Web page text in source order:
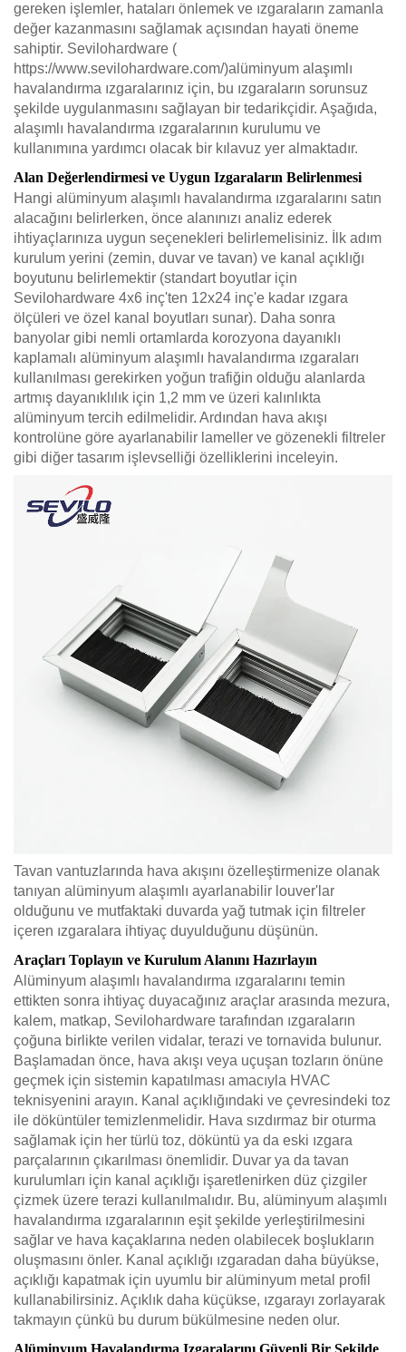
gereken işlemler, hataları önlemek ve ızgaraların zamanla
değer kazanmasını sağlamak açısından hayati öneme
sahiptir. Sevilohardware (
https://www.sevilohardware.com/)alüminyum alaşımlı
havalandırma ızgaralarınız için, bu ızgaraların sorunsuz
şekilde uygulanmasını sağlayan bir tedarikçidir. Aşağıda,
alaşımlı havalandırma ızgaralarının kurulumu ve
kullanımına yardımcı olacak bir kılavuz yer almaktadır.
Alan Değerlendirmesi ve Uygun Izgaraların Belirlenmesi
Hangi alüminyum alaşımlı havalandırma ızgaralarını satın
alacağını belirlerken, önce alanınızı analiz ederek
ihtiyaçlarınıza uygun seçenekleri belirlemelisiniz. İlk adım
kurulum yerini (zemin, duvar ve tavan) ve kanal açıklığı
boyutunu belirlemektir (standart boyutlar için
Sevilohardware 4x6 inç'ten 12x24 inç'e kadar ızgara
ölçüleri ve özel kanal boyutları sunar). Daha sonra
banyolar gibi nemli ortamlarda korozyona dayanıklı
kaplamalı alüminyum alaşımlı havalandırma ızgaraları
kullanılması gerekirken yoğun trafiğin olduğu alanlarda
artmış dayanıklılık için 1,2 mm ve üzeri kalınlıkta
alüminyum tercih edilmelidir. Ardından hava akışı
kontrolüne göre ayarlanabilir lameller ve gözenekli filtreler
gibi diğer tasarım işlevselliği özelliklerini inceleyin.
Tavan vantuzlarında hava akışını özelleştirmenize olanak
tanıyan alüminyum alaşımlı ayarlanabilir louver'lar
olduğunu ve mutfaktaki duvarda yağ tutmak için filtreler
içeren ızgaralara ihtiyaç duyulduğunu düşünün.
Araçları Toplayın ve Kurulum Alanını Hazırlayın
Alüminyum alaşımlı havalandırma ızgaralarını temin
ettikten sonra ihtiyaç duyacağınız araçlar arasında mezura,
kalem, matkap, Sevilohardware tarafından ızgaraların
çoğuna birlikte verilen vidalar, terazi ve tornavida bulunur.
Başlamadan önce, hava akışı veya uçuşan tozların önüne
geçmek için sistemin kapatılması amacıyla HVAC
teknisyenini arayın. Kanal açıklığındaki ve çevresindeki toz
ile döküntüler temizlenmelidir. Hava sızdırmaz bir oturma
sağlamak için her türlü toz, döküntü ya da eski ızgara
parçalarının çıkarılması önemlidir. Duvar ya da tavan
kurulumları için kanal açıklığı işaretlenirken düz çizgiler
çizmek üzere terazi kullanılmalıdır. Bu, alüminyum alaşımlı
havalandırma ızgaralarının eşit şekilde yerleştirilmesini
sağlar ve hava kaçaklarına neden olabilecek boşlukların
oluşmasını önler. Kanal açıklığı ızgaradan daha büyükse,
açıklığı kapatmak için uyumlu bir alüminyum metal profil
kullanabilirsiniz. Açıklık daha küçükse, ızgarayı zorlayarak
takmayın çünkü bu durum bükülmesine neden olur.
Alüminyum Havalandırma Izgaralarını Güvenli Bir Şekilde